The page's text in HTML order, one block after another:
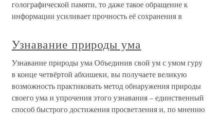
голографической памяти, то даже такое обращение к
информации усиливает прочность её сохранения в
Узнавание природы ума
Узнавание природы ума Объединив свой ум с умом гуру
в конце четвёртой абхишеки, вы получаете великую
возможность практиковать метод обнаружения природы
своего ума и упрочения этого узнавания – единственный
способ быстрого достижения просветления и, по мнению